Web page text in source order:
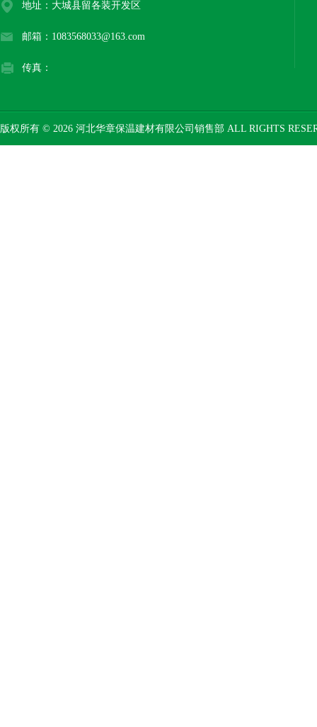
地址：大城县留各装开发区
邮箱：1083568033@163.com
传真：
版权所有 © 2026 河北华章保温建材有限公司销售部 ALL RIGHTS